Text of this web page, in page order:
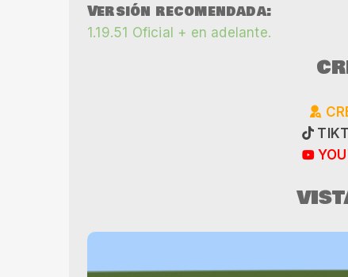
Versión recomendada:
1.19.51 Oficial + en adelante.